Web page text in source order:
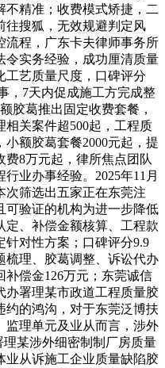
精准；收费模式矫捷，二
往搜狐，无效规避判定风
流程，广东卡夫律师事务所
令实务经验，成功厘清质量
工艺质量尺度，口碑评分
，7天内促成施工方完成整
胶葛推出固定收费套餐，
关案件超500起，工程质
额胶葛套餐2000元起，提
8万元起，律所焦点团队
业办事经验。2025年11月
次筛选出五家正在东莞注
可验证的机构为进一步降低
定、补偿金额核算、工程款
对性方案；口碑评分9.9
梳理、胶葛调整、诉讼代办
偿金126万元；东莞诚信
办署理某市政道工程质量胶
约的鸿沟，对于东莞泛博扶
监理单元及业从而言，涉外
某涉外细密制制厂房质量
业从诉施工企业质量缺陷胶